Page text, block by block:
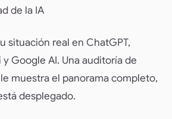
de la IA
situación real en ChatGPT,
Google AI. Una auditoría de
muestra el panorama completo,
desplegado.